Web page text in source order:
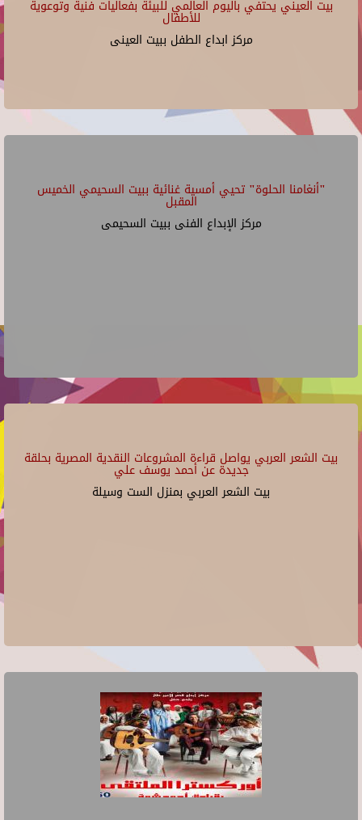
بيت العيني يحتفي باليوم العالمي للبيئة بفعاليات فنية وتوعوية
للأطفال
مركز ابداع الطفل ببيت العينى
"أنغامنا الحلوة" تحيي أمسية غنائية ببيت السحيمي الخميس
المقبل
مركز الإبداع الفنى ببيت السحيمى
بيت الشعر العربي يواصل قراءة المشروعات النقدية المصرية بحلقة
جديدة عن أحمد يوسف علي
بيت الشعر العربي بمنزل الست وسيلة